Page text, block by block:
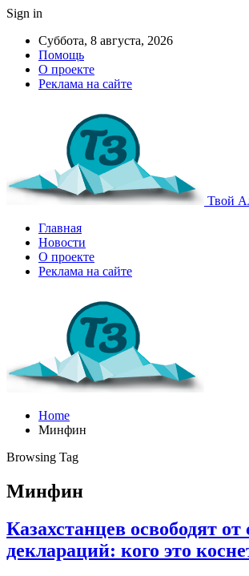
Sign in
Суббота, 8 августа, 2026
Помощь
О проекте
Реклама на сайте
Твой
Главная
Новости
О проекте
Реклама на сайте
Home
Минфин
Browsing Tag
Минфин
Казахстанцев освободят от
деклараций: кого это